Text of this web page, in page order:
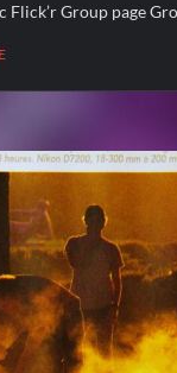
Flick’r Group page